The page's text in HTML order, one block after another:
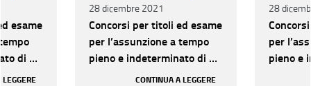
esame
di n.
D per
28 dicembre 2021
Concorsi per titoli ed esame
per l’assunzione a tempo
pieno e indeterminato di n.
209 unità di categoria D per
CONTINUA A LEGGERE
28
per
pieno e